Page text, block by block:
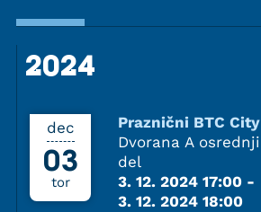
2024
2024
dec
03
tor
Praznični BTC City
Dvorana A osrednji
del
3. 12. 2024 17:00 -
3. 12. 2024 18:00